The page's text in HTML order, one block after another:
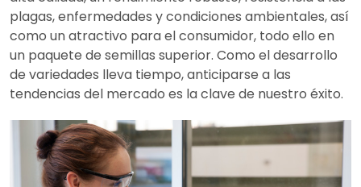
plagas, enfermedades y condiciones ambientales, así
como un atractivo para el consumidor, todo ello en
un paquete de semillas superior. Como el desarrollo
de variedades lleva tiempo, anticiparse a las
tendencias del mercado es la clave de nuestro éxito.